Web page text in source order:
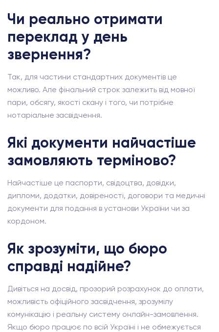
Чи реально отримати
переклад у день
звернення?
Так, для частини стандартних документів це
можливо. Але фінальний строк залежить від мовної
пари, обсягу, якості скану і того, чи потрібне
нотаріальне засвідчення.
Які документи найчастіше
замовляють терміново?
Найчастіше це паспорти, свідоцтва, довідки,
дипломи, додатки, довіреності, договори та медичні
документи для подання в установи України чи за
кордоном.
Як зрозуміти, що бюро
справді надійне?
Дивіться на досвід, прозорий розрахунок до оплати,
можливість офіційного засвідчення, зрозумілу
комунікацію і реальну систему онлайн-замовлення.
Якщо бюро працює по всій Україні і не обмежується